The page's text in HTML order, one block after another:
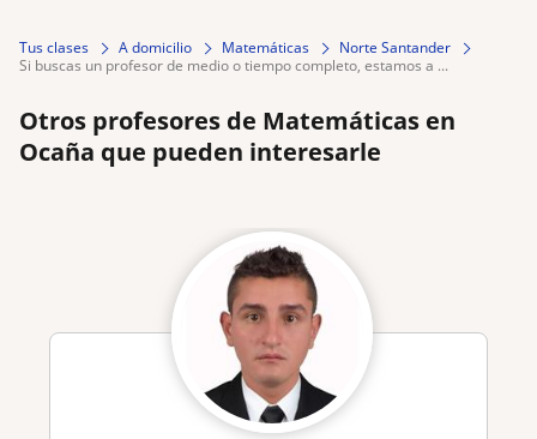
Tus clases A domicilio Matemáticas
Norte Santander
si buscas un profesor de medio o tiempo completo, estamos a ...
Otros profesores de Matemáticas en
Ocaña que pueden interesarle